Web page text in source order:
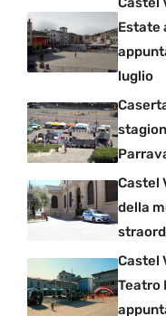
Estate
luglio
Castel
della
Castel
Teatro